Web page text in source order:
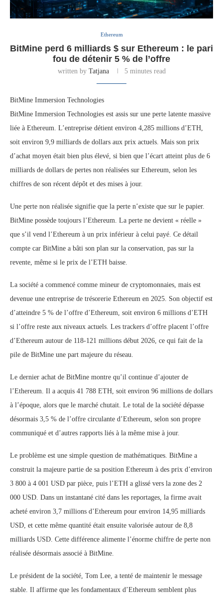
Ethereum
BitMine perd 6 milliards $ sur Ethereum : le pari
fou de détenir 5 % de l’offre
written by Tatjana 5 minutes read
BitMine Immersion Technologies
BitMine Immersion Technologies est assis sur une perte latente massive
liée à Ethereum. L’entreprise détient environ 4,285 millions d’ETH,
soit environ 9,9 milliards de dollars aux prix actuels. Mais son prix
d’achat moyen était bien plus élevé, si bien que l’écart atteint plus de 6
milliards de dollars de pertes non réalisées sur Ethereum, selon les
chiffres de son récent dépôt et des mises à jour.
Une perte non réalisée signifie que la perte n’existe que sur le papier.
BitMine possède toujours l’Ethereum. La perte ne devient « réelle »
que s’il vend l’Ethereum à un prix inférieur à celui payé. Ce détail
compte car BitMine a bâti son plan sur la conservation, pas sur la
revente, même si le prix de l’ETH baisse.
La société a commencé comme mineur de cryptomonnaies, mais est
devenue une entreprise de trésorerie Ethereum en 2025. Son objectif est
d’atteindre 5 % de l’offre d’Ethereum, soit environ 6 millions d’ETH
si l’offre reste aux niveaux actuels. Les trackers d’offre placent l’offre
d’Ethereum autour de 118-121 millions début 2026, ce qui fait de la
pile de BitMine une part majeure du réseau.
Le dernier achat de BitMine montre qu’il continue d’ajouter de
l’Ethereum. Il a acquis 41 788 ETH, soit environ 96 millions de dollars
à l’époque, alors que le marché chutait. Le total de la société dépasse
désormais 3,5 % de l’offre circulante d’Ethereum, selon son propre
communiqué et d’autres rapports liés à la même mise à jour.
Le problème est une simple question de mathématiques. BitMine a
construit la majeure partie de sa position Ethereum à des prix d’environ
3 800 à 4 001 USD par pièce, puis l’ETH a glissé vers la zone des 2
000 USD. Dans un instantané cité dans les reportages, la firme avait
acheté environ 3,7 millions d’Ethereum pour environ 14,95 milliards
USD, et cette même quantité était ensuite valorisée autour de 8,8
milliards USD. Cette différence alimente l’énorme chiffre de perte non
réalisée désormais associé à BitMine.
Le président de la société, Tom Lee, a tenté de maintenir le message
stable. Il affirme que les fondamentaux d’Ethereum semblent plus